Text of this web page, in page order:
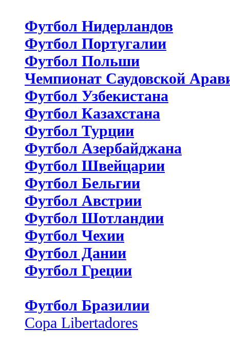
Футбол Нидерландов
Футбол Португалии
Футбол Польши
Чемпионат Саудовской
Футбол Узбекистана
Футбол Казахстана
Футбол Турции
Футбол Азербайджана
Футбол Швейцарии
Футбол Бельгии
Футбол Австрии
Футбол Шотландии
Футбол Чехии
Футбол Дании
Футбол Греции
Футбол Бразилии
Copa Libertadores